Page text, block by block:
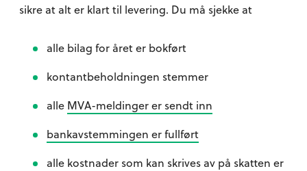
sikre at alt er klart til levering. Du må sjekke at
alle bilag for året er bokført
kontantbeholdningen stemmer
alle MVA-meldinger er sendt inn
bankavstemmingen er fullført
alle kostnader som kan skrives av på skatten er